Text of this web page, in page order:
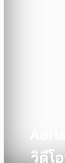
วิดีโ